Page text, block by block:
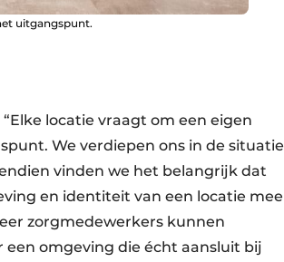
uitgangspunt.
locatie vraagt om een eigen
We verdiepen ons in de situatie
vinden we het belangrijk dat
en identiteit van een locatie mee
zorgmedewerkers kunnen
omgeving die écht aansluit bij